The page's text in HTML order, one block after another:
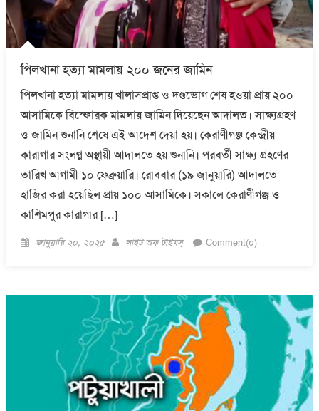
পিলখানা হত্যা মামলায় ২০০ জনের জামিন
পিলখানা হত্যা মামলায় খালাসপ্রাপ্ত ও দণ্ডভোগ শেষ হওয়া প্রায় ২০০
আসামিকে বিস্ফোরক মামলায় জামিন দিয়েছেন আদালত। সাক্ষ্যগ্রহণ
ও জামিন শুনানি শেষে এই আদেশ দেয়া হয়। কেরাণীগঞ্জ কেন্দ্রীয়
কারাগার সংলগ্ন অস্থায়ী আদালতে হয় শুনানি। পরবর্তী সাক্ষ্য গ্রহণের
তারিখ আগামী ১০ ফেব্রুয়ারি। রোববার (১৯ জানুয়ারি) আদালতে
হাজির করা হয়েছিল প্রায় ১০০ আসামিকে। সকালে কেরাণীগঞ্জ ও
কাশিমপুর কারাগার […]
Posted
জানুয়ারি ২০, ২০২৫ Author
লাইট অফ টাইমস্ Comment(০)